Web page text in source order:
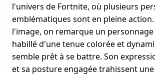
l'univers de Fortnite, où plusieurs
emblématiques sont en pleine
l'image, on remarque un personnage
habillé d'une tenue colorée et
semble prêt à se battre. Son
et sa posture engagée trahissent